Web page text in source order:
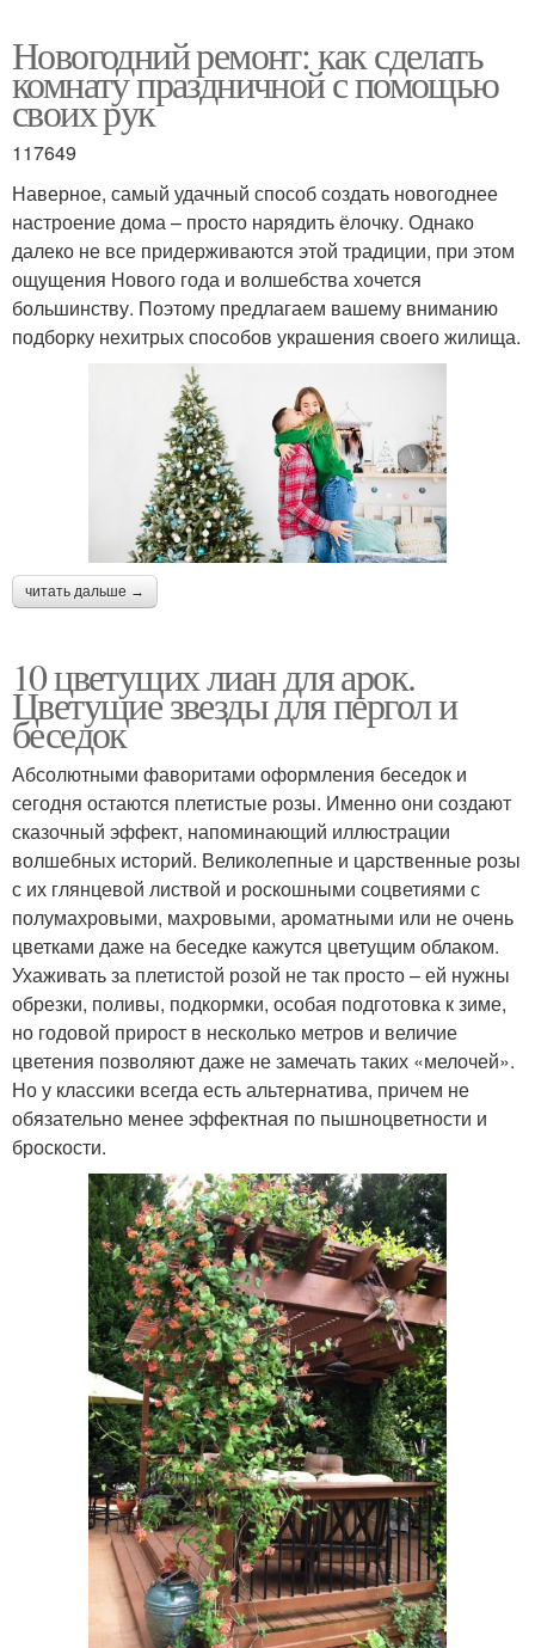
Новогодний ремонт: как сделать
комнату праздничной с помощью
своих рук
117649
Наверное, самый удачный способ создать новогоднее
настроение дома – просто нарядить ёлочку. Однако
далеко не все придерживаются этой традиции, при этом
ощущения Нового года и волшебства хочется
большинству. Поэтому предлагаем вашему вниманию
подборку нехитрых способов украшения своего жилища.
читать дальше →
10 цветущих лиан для арок.
Цветущие звезды для пергол и
беседок
Абсолютными фаворитами оформления беседок и
сегодня остаются плетистые розы. Именно они создают
сказочный эффект, напоминающий иллюстрации
волшебных историй. Великолепные и царственные розы
с их глянцевой листвой и роскошными соцветиями с
полумахровыми, махровыми, ароматными или не очень
цветками даже на беседке кажутся цветущим облаком.
Ухаживать за плетистой розой не так просто – ей нужны
обрезки, поливы, подкормки, особая подготовка к зиме,
но годовой прирост в несколько метров и величие
цветения позволяют даже не замечать таких «мелочей».
Но у классики всегда есть альтернатива, причем не
обязательно менее эффектная по пышноцветности и
броскости.